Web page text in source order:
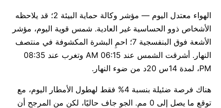
الهواء معتدل اليوم — مؤشر وكالة حماية البيئة 2؛ قد يلاحظه
الأشخاص ذوو الحساسية غير العادية. شمس قوية اليوم، مؤشر
الأشعة فوق البنفسجية 7؛ احمِ البشرة المكشوفة في منتصف
النهار. أشرقت الشمس عند 06:15 AM وتغرب عند 08:35
PM، لمدة 14س 20د من ضوء النهار.
هناك فرصة ضئيلة بنسبة 4% فقط لهطول الأمطار اليوم، مع
توقع ما يصل إلى 0 مم. الجو جاف حاليًا، لكن من المرجح أن